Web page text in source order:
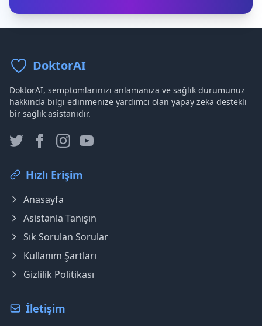
DoktorAI
DoktorAI, semptomlarınızı anlamanıza ve sağlık durumunuz
hakkında bilgi edinmenize yardımcı olan yapay zeka destekli
bir sağlık asistanıdır.
Hızlı Erişim
Anasayfa
Asistanla Tanışın
Sık Sorulan Sorular
Kullanım Şartları
Gizlilik Politikası
İletişim